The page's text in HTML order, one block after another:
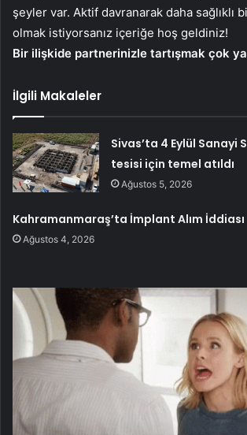
şeyler var. Aktif davranarak daha sağlıklı
olmak istiyorsanız içeriğe hoş geldiniz!
Bir ilişkide partnerinizle tartışmak çok
İlgili Makaleler
Sivas’ta 4 Eylül Sanayi
tesisi için temel atıldı
Ağustos 5, 2026
Kahramanmaraş’ta İmplant Alım İddiası
Ağustos 4, 2026